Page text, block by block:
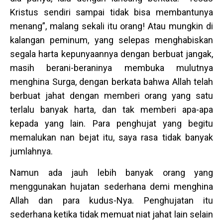
Kristus sendiri sampai tidak bisa membantunya
menang”, malang sekali itu orang! Atau mungkin di
kalangan peminum, yang selepas menghabiskan
segala harta kepunyaannya dengan berbuat jangak,
masih berani-beraninya membuka mulutnya
menghina Surga, dengan berkata bahwa Allah telah
berbuat jahat dengan memberi orang yang satu
terlalu banyak harta, dan tak memberi apa-apa
kepada yang lain. Para penghujat yang begitu
memalukan nan bejat itu, saya rasa tidak banyak
jumlahnya.
Namun ada jauh lebih banyak orang yang
menggunakan hujatan sederhana demi menghina
Allah dan para kudus-Nya. Penghujatan itu
sederhana ketika tidak memuat niat jahat lain selain